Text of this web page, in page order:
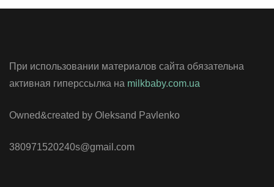
При использовании материалов сайта обязательна
активная гиперссылка на milkbaby.com.ua
Owned&created by Oleksand Pavlenko
380971520240s@gmail.com